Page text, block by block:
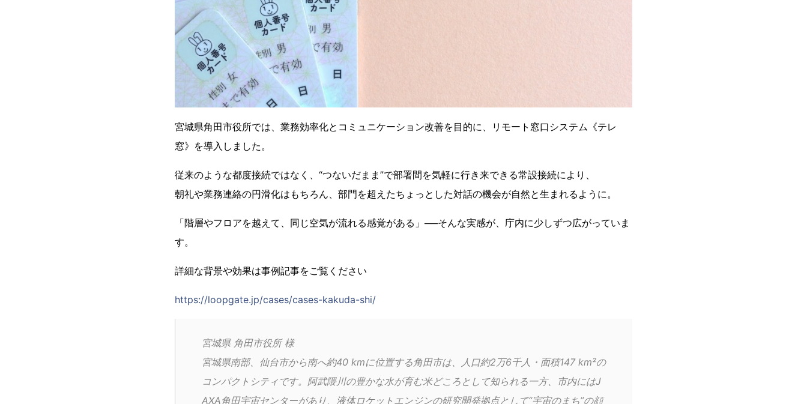
宮城県角田市役所では、業務効率化とコミュニケーション改善を目的に、リモート窓口システム《テレ
窓》を導入しました。
従来のような都度接続ではなく、“つないだまま”で部署間を気軽に行き来できる常設接続により、
朝礼や業務連絡の円滑化はもちろん、部門を超えたちょっとした対話の機会が自然と生まれるように。
「階層やフロアを越えて、同じ空気が流れる感覚がある」──そんな実感が、庁内に少しずつ広がっていま
す。
詳細な背景や効果は事例記事をご覧ください
https://loopgate.jp/cases/cases-kakuda-shi/
宮城県 角田市役所 様
宮城県南部、仙台市から南へ約40 kmに位置する角田市は、人口約2万6千人・面積147 km²の
コンパクトシティです。阿武隈川の豊かな水が育む米どころとして知られる一方、市内にはJ
AXA角田宇宙センターがあり、液体ロケットエンジンの研究開発拠点として“宇宙のまち”の顔